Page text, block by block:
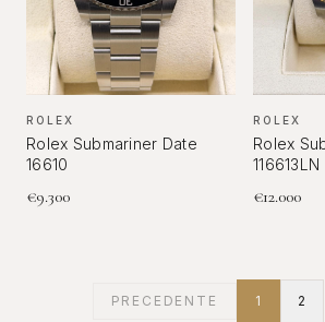
ROLEX
Rolex Submariner Date
16610
€9.300
ROLEX
Rolex
116613LN
€12.000
PRECEDENTE 1 2